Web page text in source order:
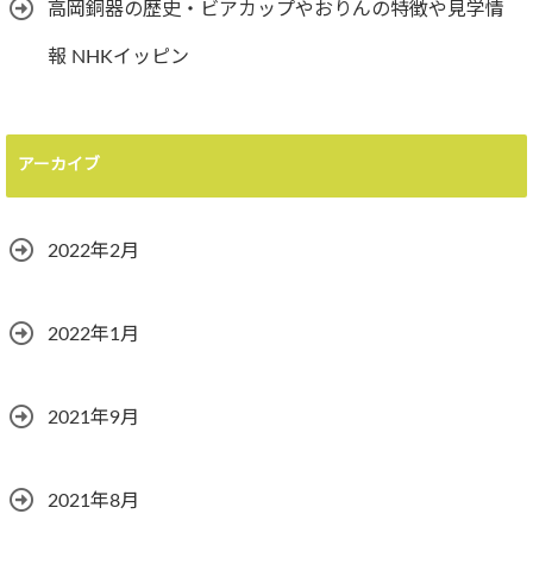
高岡銅器の歴史・ビアカップやおりんの特徴や見学情
報 NHKイッピン
アーカイブ
2022年2月
2022年1月
2021年9月
2021年8月